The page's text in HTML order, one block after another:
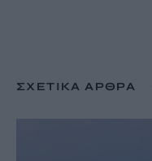
ΣΧΕΤΙΚΆ ΆΡΘΡΑ